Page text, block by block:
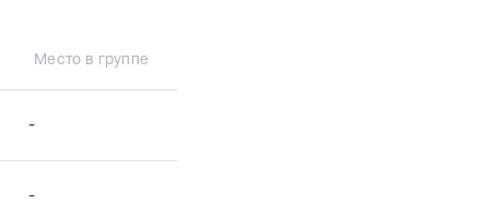
Место в группе
-
-